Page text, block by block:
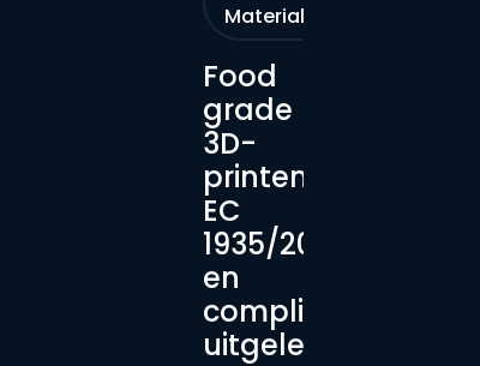
Food
grade
3D-
printen:
EC
1935/2004
en
compliance
uitgelegd
Materialen